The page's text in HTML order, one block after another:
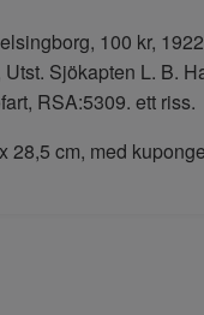
100 kr,
Sjökapten L. B.
RSA:5309. ett riss.
28,5 cm, med